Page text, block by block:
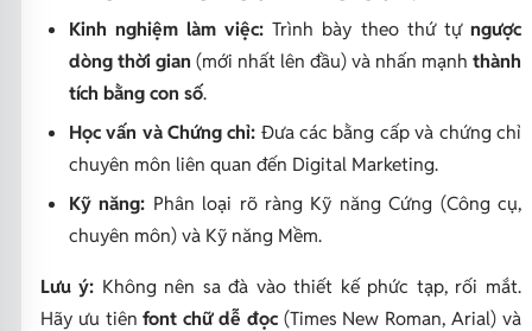
Kinh nghiệm làm việc: Trình bày theo thứ tự ngược
dòng thời gian (mới nhất lên đầu) và nhấn mạnh thành
tích bằng con số.
Học vấn và Chứng chỉ: Đưa các bằng cấp và chứng chỉ
chuyên môn liên quan đến Digital Marketing.
Kỹ năng: Phân loại rõ ràng Kỹ năng Cứng (Công cụ,
chuyên môn) và Kỹ năng Mềm.
Lưu ý: Không nên sa đà vào thiết kế phức tạp, rối mắt.
Hãy ưu tiênfont chữ dễ đọc(Times New Roman, Arial) và